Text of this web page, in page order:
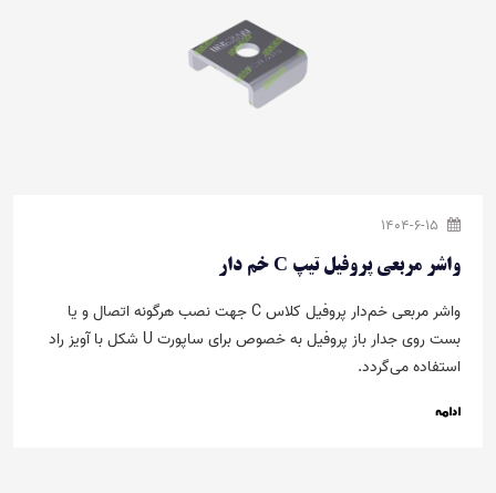
واشر مربعی پروفیل تیپ C خم دار
واشر مربعی خم‌دار پروفیل کلاس C جهت نصب هرگونه اتصال و یا
بست روی جدار باز پروفیل‌ به خصوص برای ساپورت U شکل با آویز راد
استفاده می‌گردد.
ادامه